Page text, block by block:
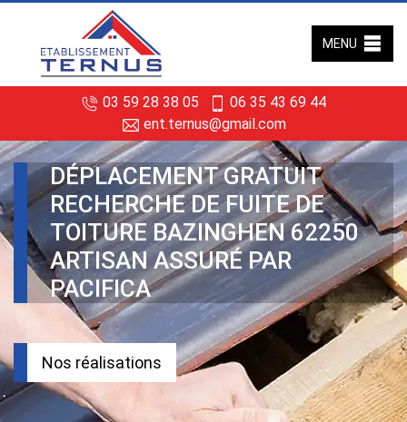
03 59 28 38 05
06 35 43 69 44
ent.ternus@gmail.com
MENU
DÉPLACEMENT GRATUIT
RECHERCHE DE FUITE DE
TOITURE BAZINGHEN 62250
ARTISAN ASSURÉ PAR
PACIFICA
Nos réalisations